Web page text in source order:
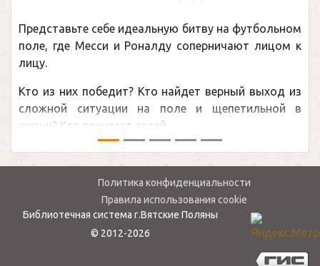
Представьте себе идеальную битву на футбольном
поле, где Месси и Роналду соперничают лицом к
лицу.
Кто из них победит? Кто найдет верный выход из
сложной ситуации на поле и щепетильной в
жизни? Кто принесет своей ...
Политика конфиденциальности
Правила использования cookie
Библиотечная система г.Вятские Поляны
© 2012-2026